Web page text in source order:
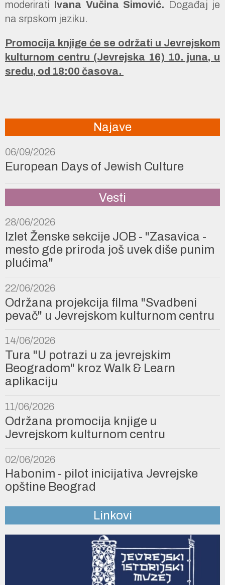
moderirati Ivana Vučina Simović. Događaj je
na srpskom jeziku.
Promocija knjige će se održati u Jevrejskom
kulturnom centru (Jevrejska 16) 10. juna, u
sredu, od 18:00 časova.
Najave
06/09/2026
European Days of Jewish Culture
Vesti
28/06/2026
Izlet Ženske sekcije JOB - "Zasavica -
mesto gde priroda još uvek diše punim
plućima"
22/06/2026
Održana projekcija filma "Svadbeni
pevač" u Jevrejskom kulturnom centru
14/06/2026
Tura "U potrazi u za jevrejskim
Beogradom" kroz Walk & Learn
aplikaciju
11/06/2026
Održana promocija knjige u
Jevrejskom kulturnom centru
02/06/2026
Habonim - pilot inicijativa Jevrejske
opštine Beograd
Linkovi